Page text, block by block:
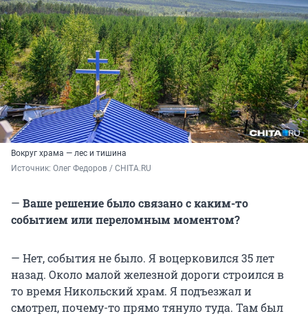
Вокруг храма — лес и тишина
Источник: Олег Федоров / CHITA.RU
— Ваше решение было связано с каким-то
событием или переломным моментом?
— Нет, события не было. Я воцерковился 35 лет
назад. Около малой железной дороги строился в
то время Никольский храм. Я подъезжал и
смотрел, почему-то прямо тянуло туда. Там был